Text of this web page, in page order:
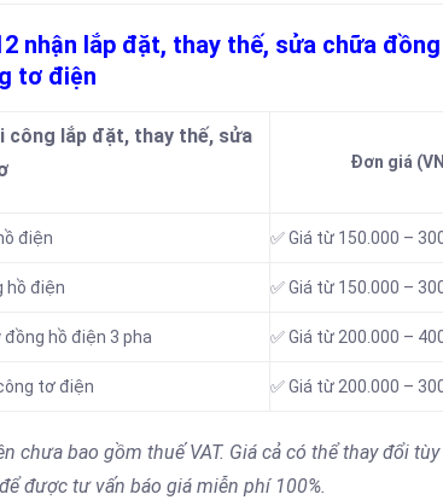
nhận lắp đặt, thay thế, sửa chữa
tơ điện
công lắp đặt, thay thế, sửa
Đơn giá
điện ✅ Giá từ 150.000 –
hồ điện ✅ Giá từ 150.000 –
hồ điện 3 pha ✅ Giá từ 200.000 –
tơ điện ✅ Giá từ 200.000 –
bao gồm thuế VAT. Giá cả có thể thay đổi
được tư vấn báo giá miễn phí 100%.